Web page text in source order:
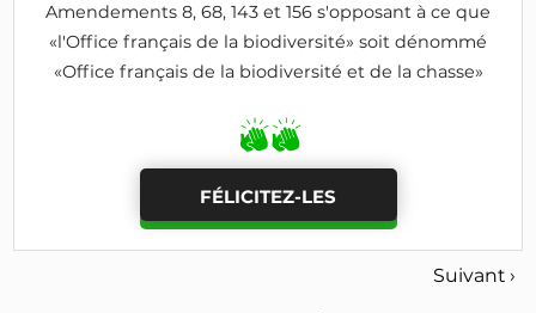
Amendements 8, 68, 143 et 156 s'opposant à ce que
«l'Office français de la biodiversité» soit dénommé
«Office français de la biodiversité et de la chasse»
FÉLICITEZ-LES
Suivant ›